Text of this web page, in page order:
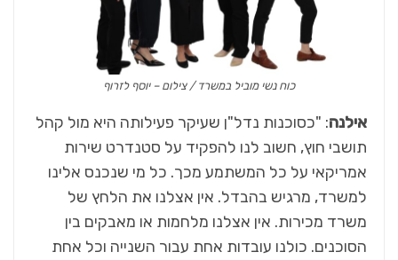
כוח נשי מוביל במשרד / צילום – יוסף לזרוף
אילנה: "כסוכנות נדל"ן שעיקר פעילותה היא מול קהל
תושבי חוץ, חשוב לנו להפקיד על סטנדרט שירות
אמריקאי על כל המשתמע מכך. כל מי שנכנס אלינו
למשרד, מרגיש בהבדל. אין אצלנו את הלחץ של
משרד מכירות. אין אצלנו מלחמות או מאבקים בין
הסוכנים. כולנו עובדות אחת עבור השנייה וכל אחת